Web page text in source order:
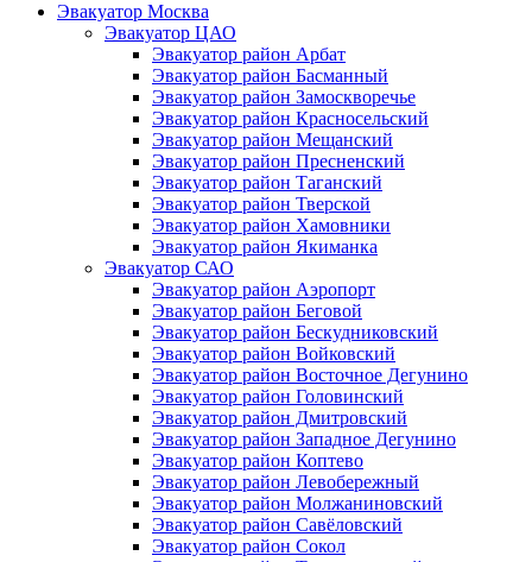
Эвакуатор Москва
Эвакуатор ЦАО
Эвакуатор район Арбат
Эвакуатор район Басманный
Эвакуатор район Замоскворечье
Эвакуатор район Красносельский
Эвакуатор район Мещанский
Эвакуатор район Пресненский
Эвакуатор район Таганский
Эвакуатор район Тверской
Эвакуатор район Хамовники
Эвакуатор район Якиманка
Эвакуатор САО
Эвакуатор район Аэропорт
Эвакуатор район Беговой
Эвакуатор район Бескудниковский
Эвакуатор район Войковский
Эвакуатор район Восточное Дегунино
Эвакуатор район Головинский
Эвакуатор район Дмитровский
Эвакуатор район Западное Дегунино
Эвакуатор район Коптево
Эвакуатор район Левобережный
Эвакуатор район Молжаниновский
Эвакуатор район Савёловский
Эвакуатор район Сокол